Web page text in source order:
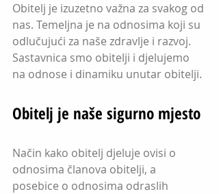
Obitelj je izuzetno važna za svakog od
nas. Temeljna je na odnosima koji su
odlučujući za naše zdravlje i razvoj.
Sastavnica smo obitelji i djelujemo
na odnose i dinamiku unutar obitelji.
Obitelj je naše sigurno mjesto
Način kako obitelj djeluje ovisi o
odnosima članova obitelji, a
posebice o odnosima odraslih